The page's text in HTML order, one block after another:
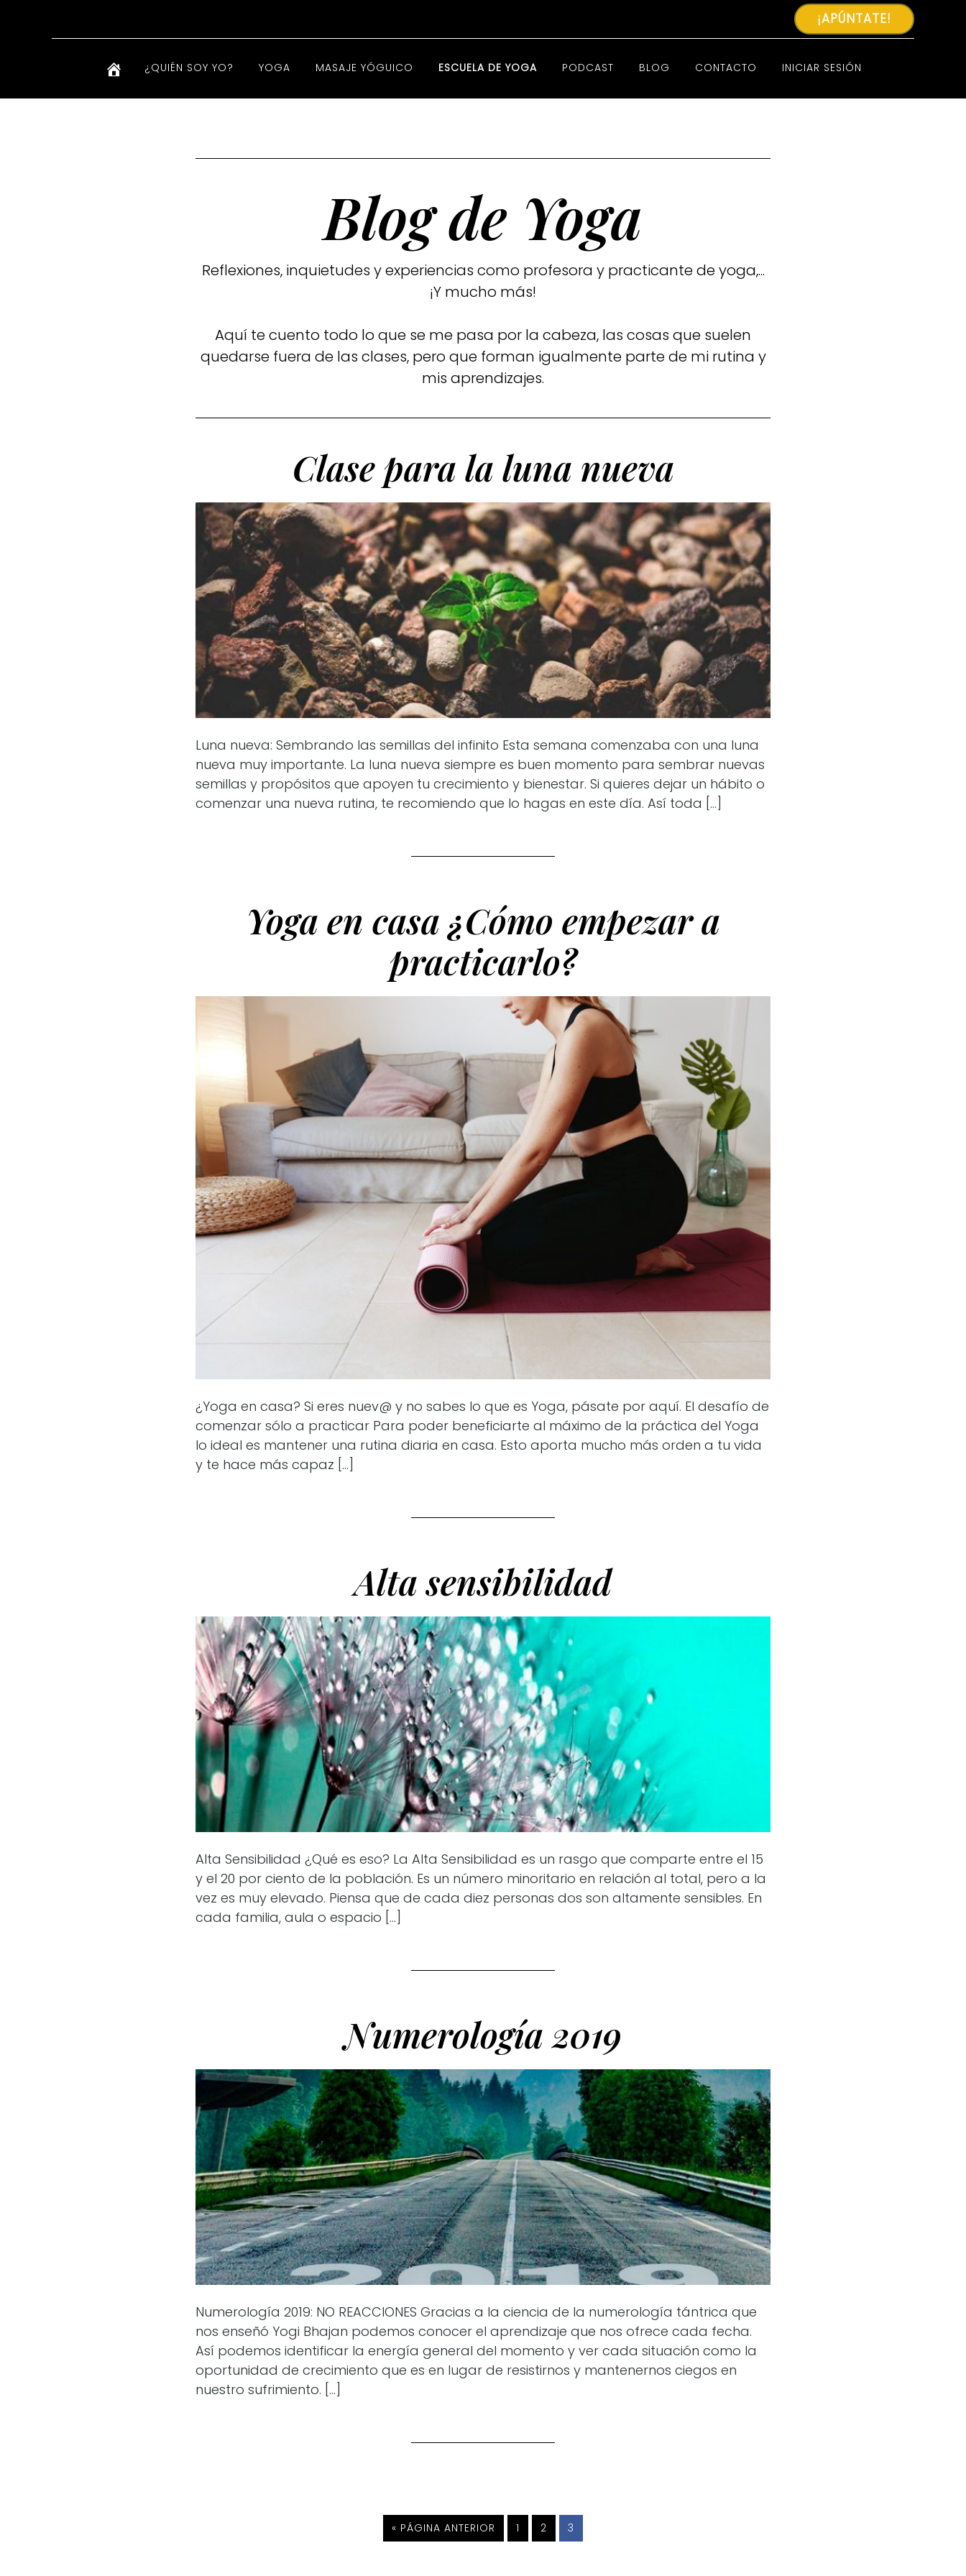
¡APÚNTATE!
¿QUIÉN SOY YO? YOGA MASAJE YÓGUICO ESCUELA DE YOGA PODCAST BLOG CONTACTO INICIAR SESIÓN
Blog de Yoga
Reflexiones, inquietudes y experiencias como profesora y practicante de yoga,...
¡Y mucho más!
Aquí te cuento todo lo que se me pasa por la cabeza, las cosas que suelen
quedarse fuera de las clases, pero que forman igualmente parte de mi rutina y
mis aprendizajes.
Clase para la luna nueva
Luna nueva: Sembrando las semillas del infinito Esta semana comenzaba con una luna
nueva muy importante. La luna nueva siempre es buen momento para sembrar nuevas
semillas y propósitos que apoyen tu crecimiento y bienestar. Si quieres dejar un hábito o
comenzar una nueva rutina, te recomiendo que lo hagas en este día. Así toda […]
Yoga en casa ¿Cómo empezar a
practicarlo?
¿Yoga en casa? Si eres nuev@ y no sabes lo que es Yoga, pásate por aquí. El desafío de
comenzar sólo a practicar Para poder beneficiarte al máximo de la práctica del Yoga
lo ideal es mantener una rutina diaria en casa. Esto aporta mucho más orden a tu vida
y te hace más capaz […]
Alta sensibilidad
Alta Sensibilidad ¿Qué es eso? La Alta Sensibilidad es un rasgo que comparte entre el 15
y el 20 por ciento de la población. Es un número minoritario en relación al total, pero a la
vez es muy elevado. Piensa que de cada diez personas dos son altamente sensibles. En
cada familia, aula o espacio […]
Numerología 2019
Numerología 2019: NO REACCIONES Gracias a la ciencia de la numerología tántrica que
nos enseñó Yogi Bhajan podemos conocer el aprendizaje que nos ofrece cada fecha.
Así podemos identificar la energía general del momento y ver cada situación como la
oportunidad de crecimiento que es en lugar de resistirnos y mantenernos ciegos en
nuestro sufrimiento. […]
« IR
A
PÁGINA ANTERIOR
IR
A
1
IR
A
2
IR
A
3